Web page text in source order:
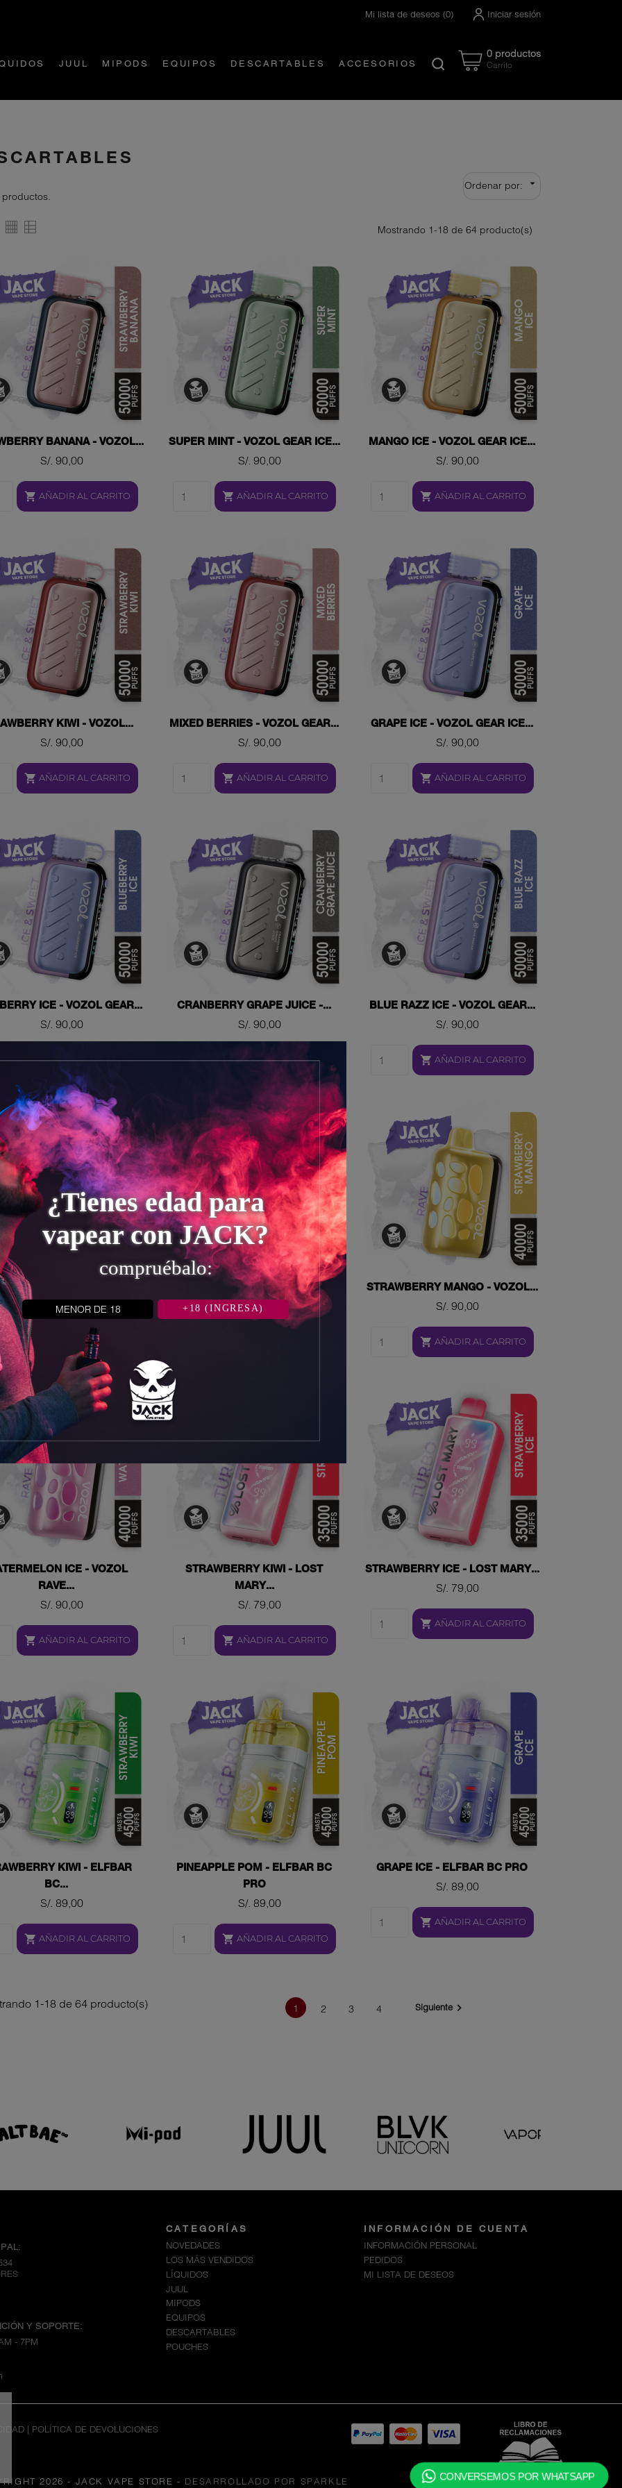
¿Tienes edad para
vapear con JACK?
compruébalo:
MENOR DE 18 +18 (INGRESA)
Mi lista de deseos (0) Iniciar sesión
JUUL MIPODS EQUIPOS DESCARTABLES ACCESORIOS
0 productos
Carrito
productos.
Ordenar por: 
Mostrando 1-18 de 64 producto(s)
BANANA - VOZOL...
Precio
S/. 90,00
 AÑADIR AL CARRITO
SUPER MINT - VOZOL GEAR ICE...
Precio
S/. 90,00
 AÑADIR AL CARRITO
MANGO ICE - VOZOL GEAR ICE...
Precio
S/. 90,00
 AÑADIR AL CARRITO
KIWI - VOZOL...
Precio
S/. 90,00
 AÑADIR AL CARRITO
MIXED BERRIES - VOZOL GEAR...
Precio
S/. 90,00
 AÑADIR AL CARRITO
GRAPE ICE - VOZOL GEAR ICE...
Precio
S/. 90,00
 AÑADIR AL CARRITO
ICE - VOZOL GEAR...
Precio
S/. 90,00
 AÑADIR AL CARRITO
CRANBERRY GRAPE JUICE -...
Precio
S/. 90,00
 AÑADIR AL CARRITO
BLUE RAZZ ICE - VOZOL GEAR...
Precio
S/. 90,00
 AÑADIR AL CARRITO
ICE - VOZOL RAVE 40...
PrecioS/. 90,00
 AÑADIR AL CARRITO
BLUEBERRY ICE - VOZOL RAVE...
Precio
S/. 90,00
STRAWBERRY MANGO - VOZOL...
Precio
S/. 90,00
 AÑADIR AL CARRITO
ICE - VOZOL
RAVE...
Precio
S/. 90,00
 AÑADIR AL CARRITO
STRAWBERRY KIWI - LOST
MARY...
Precio
S/. 79,00
 AÑADIR AL CARRITO
STRAWBERRY ICE - LOST MARY...
Precio
S/. 79,00
 AÑADIR AL CARRITO
KIWI - ELFBAR
BC...
Precio
S/. 89,00
 AÑADIR AL CARRITO
PINEAPPLE POM - ELFBAR BC
PRO
Precio
S/. 89,00
 AÑADIR AL CARRITO
GRAPE ICE - ELFBAR BC PRO
Precio
S/. 89,00
 AÑADIR AL CARRITO
1-18 de 64 producto(s) 1 2 3 4 Siguiente
Y SOPORTE:
- 7PM
CATEGORÍAS
NOVEDADES
LOS MÁS VENDIDOS
LÍQUIDOS
JUUL
MIPODS
EQUIPOS
DESCARTABLES
POUCHES
INFORMACIÓN DE CUENTA
INFORMACIÓN PERSONAL
PEDIDOS
MI LISTA DE DESEOS
CONVERSEMOS POR WHATSAPP
| POLÍTICA DE DEVOLUCIONES
2026 - JACK VAPE STORE- DESARROLLADO POR SPARKLE